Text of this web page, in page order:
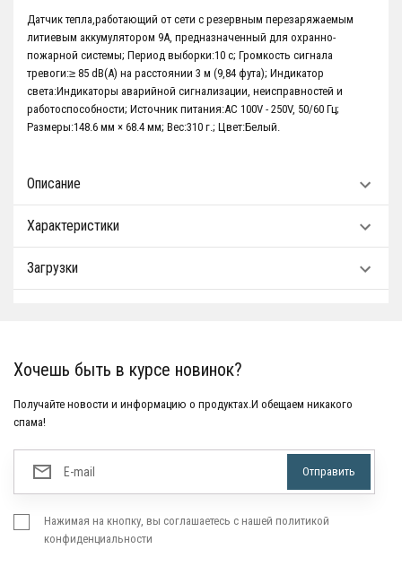
Датчик тепла,работающий от сети с резервным перезаряжаемым
литиевым аккумулятором 9A, предназначенный для охранно-
пожарной системы; Период выборки:10 с; Громкость сигнала
тревоги:≥ 85 dB(А) на расстоянии 3 м (9,84 фута); Индикатор
света:Индикаторы аварийной сигнализации, неисправностей и
работоспособности; Источник питания:AC 100V - 250V, 50/60 Гц;
Размеры:148.6 мм × 68.4 мм; Вес:310 г.; Цвет:Белый.
Описание
Характеристики
Загрузки
Хочешь быть в курсе новинок?
Получайте новости и информацию о продуктах.И обещаем никакого
спама!
Нажимая на кнопку, вы соглашаетесь с нашей политикой
конфиденциальности